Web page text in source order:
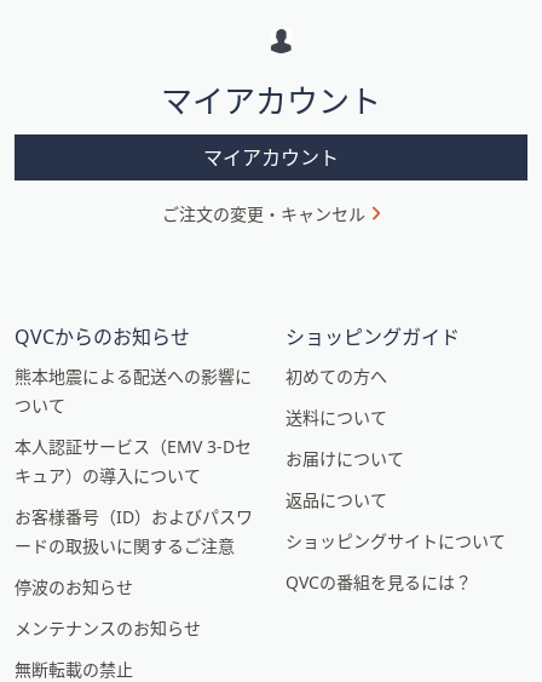
ン
マイアカウント
マイアカウント
ご注文の変更・キャンセル
QVCからのお知らせ
熊本地震による配送への影響に
ついて
本人認証サービス（EMV 3-Dセ
キュア）の導入について
お客様番号（ID）およびパスワ
ードの取扱いに関するご注意
停波のお知らせ
メンテナンスのお知らせ
無断転載の禁止
ショッピングガイド
初めての方へ
送料について
お届けについて
返品について
ショッピングサイトについて
QVCの番組を見るには？